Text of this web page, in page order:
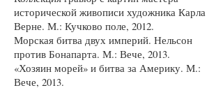
исторической живописи художника Карла
Верне. М.: Кучково поле, 2012.
Морская битва двух империй. Нельсон
против Бонапарта. М.: Вече, 2013.
«Хозяин морей» и битва за Америку. М.:
Вече, 2013.